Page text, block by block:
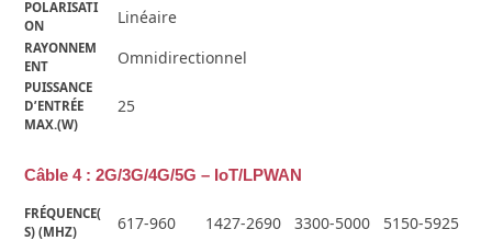
POLARISATI
ON
Linéaire
RAYONNEM
ENT
Omnidirectionnel
PUISSANCE
D’ENTRÉE
MAX.(W)
25
Câble 4 : 2G/3G/4G/5G – IoT/LPWAN
FRÉQUENCE(
S) (MHZ)
617-960 1427-2690 3300-5000 5150-5925